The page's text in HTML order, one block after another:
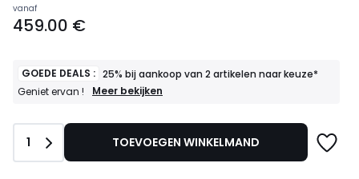
Prijs
vanaf
vanaf
459.00 €
GOEDE DEALS : 25% bij aankoop van 2 artikelen naar keuze*
Geniet ervan !
GOEDE
Meer bekijken
Aantal
1 TOEVOEGEN WINKELMAND